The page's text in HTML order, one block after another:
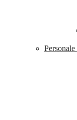
Personale